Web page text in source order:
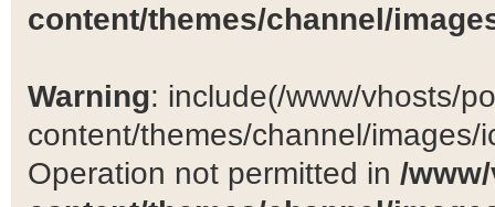
content/themes/channel/
Warning: include(/www/vhosts/
content/themes/channel/
Operation not permitted in /